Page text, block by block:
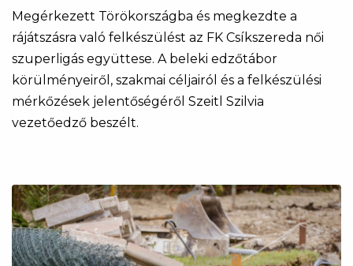
Megérkezett Törökországba és megkezdte a
rájátszásra való felkészülést az FK Csíkszereda női
szuperligás együttese. A beleki edzőtábor
körülményeiről, szakmai céljairól és a felkészülési
mérkőzések jelentőségéről Szeitl Szilvia
vezetőedző beszélt.